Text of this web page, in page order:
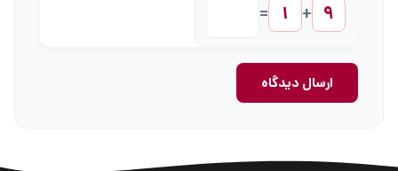
۹ + ۱ =
ارسال دیدگاه